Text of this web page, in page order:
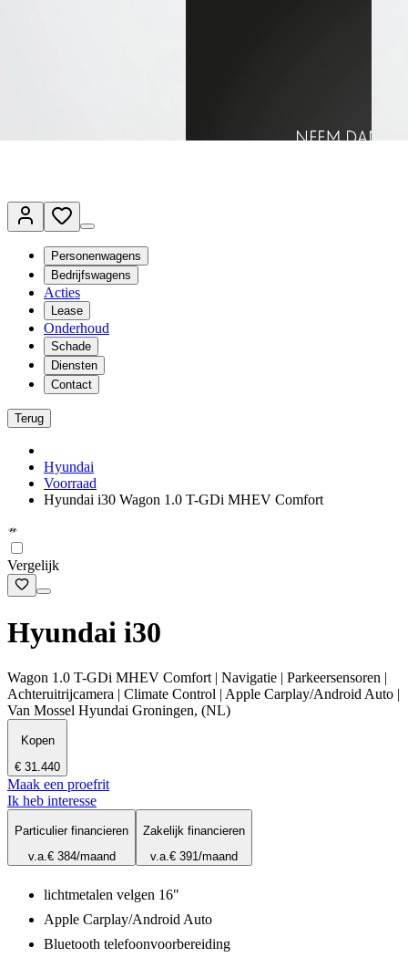
Personenwagens
Bedrijfswagens
Acties
Lease
Onderhoud
Schade
Diensten
Contact
Terug
Hyundai
Voorraad
Hyundai i30 Wagon 1.0 T-GDi MHEV Comfort
Vergelijk
Hyundai i30
Wagon 1.0 T-GDi MHEV Comfort | Navigatie | Parkeersensoren |
Achteruitrijcamera | Climate Control | Apple Carplay/Android Auto |
Van Mossel Hyundai Groningen, (NL)
Kopen
€ 31.440
Maak een proefrit
Ik heb interesse
Particulier financieren
v.a.€ 384/maand
Zakelijk financieren
v.a.€ 391/maand
lichtmetalen velgen 16"
Apple Carplay/Android Auto
Bluetooth telefoonvoorbereiding